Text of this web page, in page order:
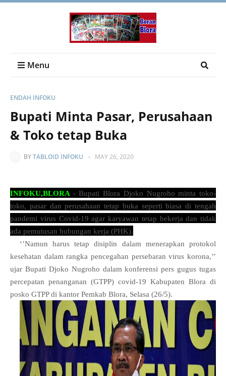
Menu
ENDAH INFOKU
Bupati Minta Pasar, Perusahaan
& Toko tetap Buka
BYTABLOID INFOKU - MAY 26, 2020
INFOKU,BLORA - Bupati Blora Djoko Nugroho minta toko-
toko, pasar dan perusahaan tetap buka seperti biasa di tengah
pandemi virus Covid-19 agar karyawan tetap bekerja dan tidak
ada pemutusan hubungan kerja (PHK).
‘’Namun harus tetap disiplin dalam menerapkan protokol
kesehatan dalam rangka pencegahan persebaran virus korona,’’
ujar Bupati Djoko Nugroho dalam konferensi pers gugus tugas
percepatan penanganan (GTPP) covid-19 Kabupaten Blora di
posko GTPP di kantor Pemkab Blora, Selasa (26/5).